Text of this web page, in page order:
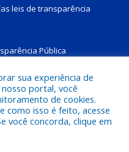
leis de transparência
Pública
Municipal de Tucuruí-
sua experiência de
portal, você
de cookies.
como isso é feito, acesse
você concorda, clique em